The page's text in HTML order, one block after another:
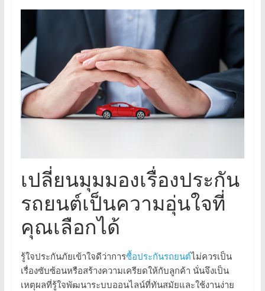
เปลี่ยนมุมมองเรื่องประกัน
รถยนต์เป็นความอุ่นใจที่
คุณเลือกได้
รู้ใจประกันภัยเข้าใจดีว่าการซื้อประกันรถยนต์ไม่ควรเป็น
เรื่องซับซ้อนหรือสร้างความเครียดให้กับลูกค้า นั่นจึงเป็น
เหตุผลที่รู้ใจพัฒนาระบบออนไลน์ที่ทันสมัยและใช้งานง่าย